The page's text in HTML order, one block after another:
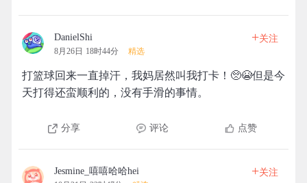
DanielShi
8月26日 18时44分 精选
+关注
打篮球回来一直掉汗，我妈居然叫我打卡！🥺😭但是今
天打得还蛮顺利的，没有手滑的事情。
分享 评论 点赞
Jesmine_嘻嘻哈哈hei +关注